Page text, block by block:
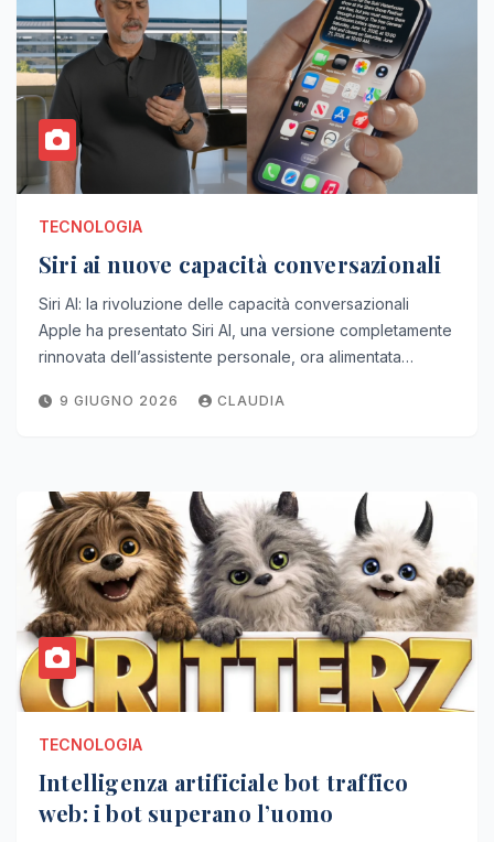
TECNOLOGIA
Siri ai nuove capacità conversazionali
Siri AI: la rivoluzione delle capacità conversazionali
Apple ha presentato Siri AI, una versione completamente
rinnovata dell’assistente personale, ora alimentata…
9 GIUGNO 2026 CLAUDIA
TECNOLOGIA
Intelligenza artificiale bot traffico
web: i bot superano l’uomo